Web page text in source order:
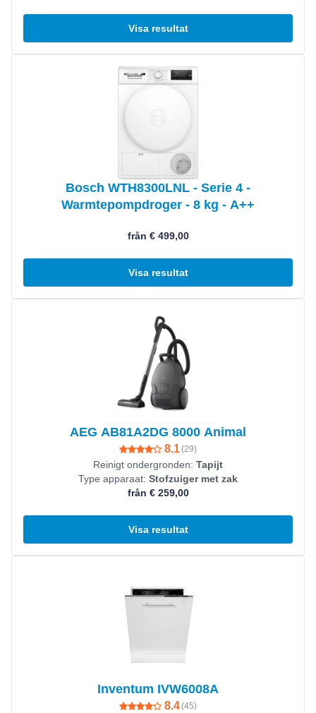
Visa resultat
Bosch WTH8300LNL - Serie 4 -
Warmtepompdroger - 8 kg - A++
från € 499,00
Visa resultat
AEG AB81A2DG 8000 Animal
8.1(29)
Reinigt ondergronden: Tapijt
Type apparaat: Stofzuiger met zak
från € 259,00
Visa resultat
Inventum IVW6008A
8.4(45)